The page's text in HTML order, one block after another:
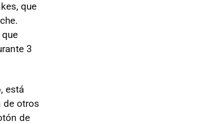
que
3
está
de otros
de